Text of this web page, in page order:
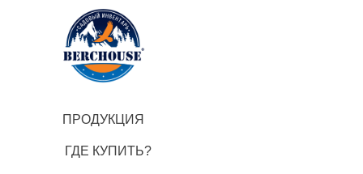
ПРОДУКЦИЯ
ГДЕ КУПИТЬ?